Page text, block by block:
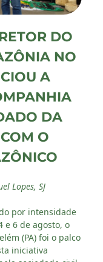
DO
NO
A
DA
O
Lopes, SJ
por intensidade
e 6 de agosto, o
(PA) foi o palco
iniciativa